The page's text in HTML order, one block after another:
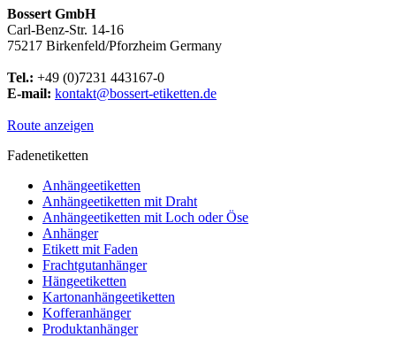
Bossert GmbH
Carl-Benz-Str. 14-16
75217 Birkenfeld/Pforzheim Germany
Tel.: +49 (0)7231 443167-0
E-mail: kontakt@bossert-etiketten.de
Route anzeigen
Fadenetiketten
Anhängeetiketten
Anhängeetiketten mit Draht
Anhängeetiketten mit Loch oder Öse
Anhänger
Etikett mit Faden
Frachtgutanhänger
Hängeetiketten
Kartonanhängeetiketten
Kofferanhänger
Produktanhänger